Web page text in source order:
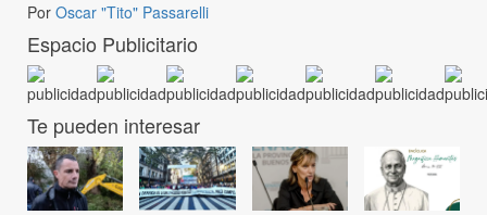
Por Oscar "Tito" Passarelli
Espacio Publicitario
Te pueden interesar